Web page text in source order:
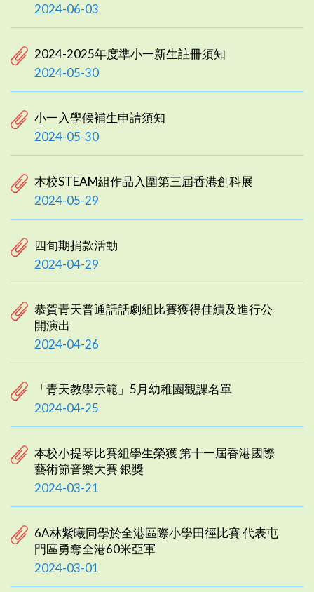
2024-06-03
2024-2025年度準小一新生註冊須知
2024-05-30
小一入學候補生申請須知
2024-05-30
本校STEAM組作品入圍第三屆香港創科展
2024-05-29
四旬期捐款活動
2024-04-29
恭賀青天普通話話劇組比賽獲得佳績及進行公
開演出
2024-04-26
「青天教學示範」5月幼稚園觀課名單
2024-04-25
本校小提琴比賽組學生榮獲 第十一屆香港國際
藝術節音樂大賽 銀獎
2024-03-21
6A林紫曦同學於全港區際小學田徑比賽 代表屯
門區勇奪全港60米亞軍
2024-03-01